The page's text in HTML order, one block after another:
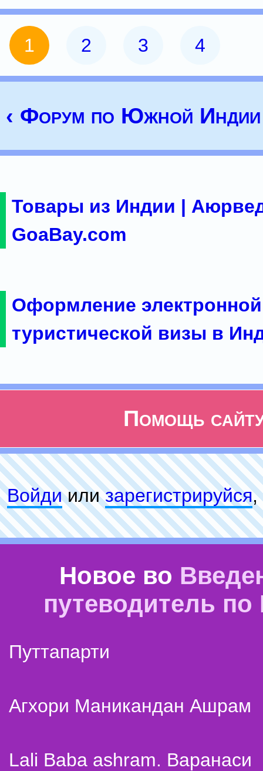
1 2 3 4
‹ Форум по Южной
Товары из Индии |
GoaBay.com
Оформление электронной
туристической визы в
Помощь
Войдиилизарeгиcтpируйся,
Новое во
путеводитель
Путтапарти
Агхори Маникандан Ашрам
Lali Baba ashram. Варанаси